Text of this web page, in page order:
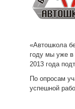
«Автошкола
году мы уже в
2013 года
По опросам
успешной